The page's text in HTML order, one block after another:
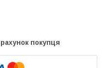
рахунок покупця